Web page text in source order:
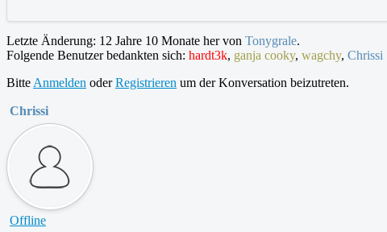
Letzte Änderung: 12 Jahre 10 Monate her von Tonygrale.
Folgende Benutzer bedankten sich: hardt3k, ganja cooky, wagchy, Chrissi
Bitte Anmelden oderRegistrieren um der Konversation beizutreten.
Chrissi
Offline